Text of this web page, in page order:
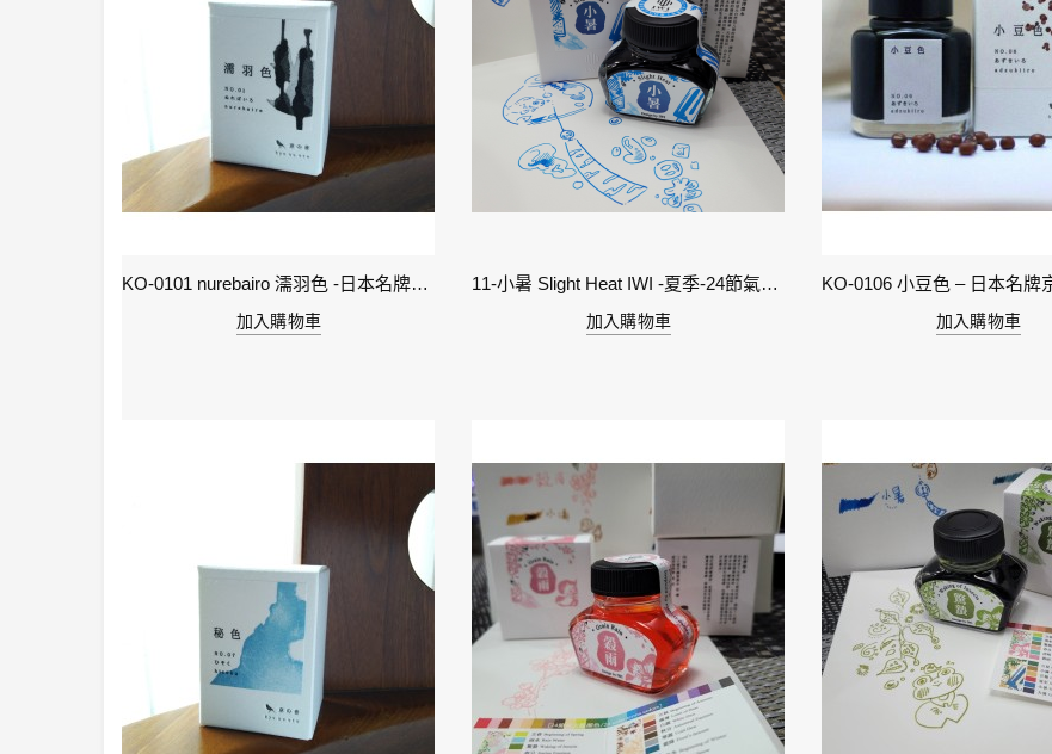
KO-0101 nurebairo 濡羽色 -日本名牌京の音樽裝鋼筆墨水40ml 4573356130012
加入購物車
11-小暑 Slight Heat IWI -夏季-24節氣色澤鋼筆墨水
加入購物車
加入購物車